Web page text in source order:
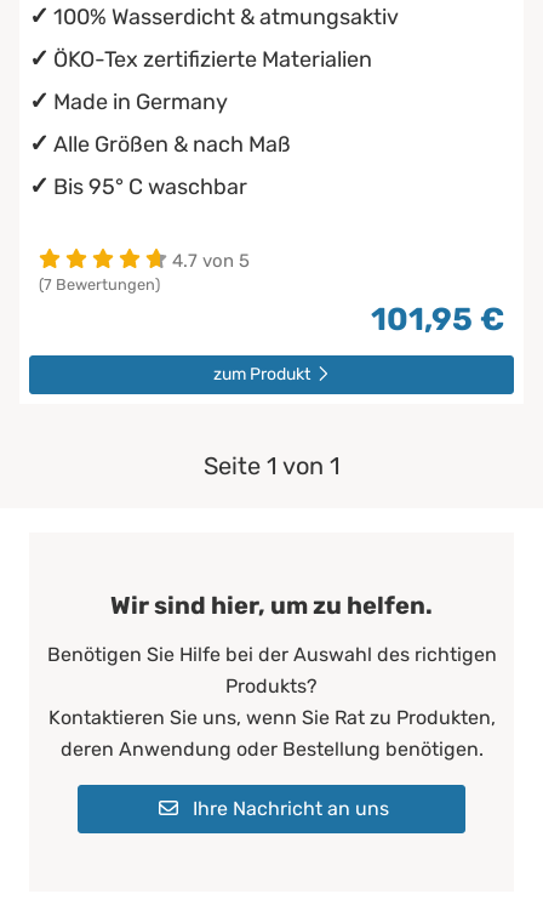
100% Wasserdicht & atmungsaktiv
ÖKO-Tex zertifizierte Materialien
Made in Germany
Alle Größen & nach Maß
Bis 95° C waschbar
4.7 von 5
(7 Bewertungen)
101,95 €
zum Produkt
Seite 1 von 1
Wir sind hier, um zu helfen.
Benötigen Sie Hilfe bei der Auswahl des richtigen
Produkts?
Kontaktieren Sie uns, wenn Sie Rat zu Produkten,
deren Anwendung oder Bestellung benötigen.
Ihre Nachricht an uns